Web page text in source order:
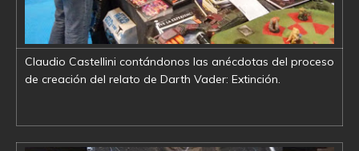
Claudio Castellini contándonos las anécdotas del proceso
de creación del relato de Darth Vader: Extinción.